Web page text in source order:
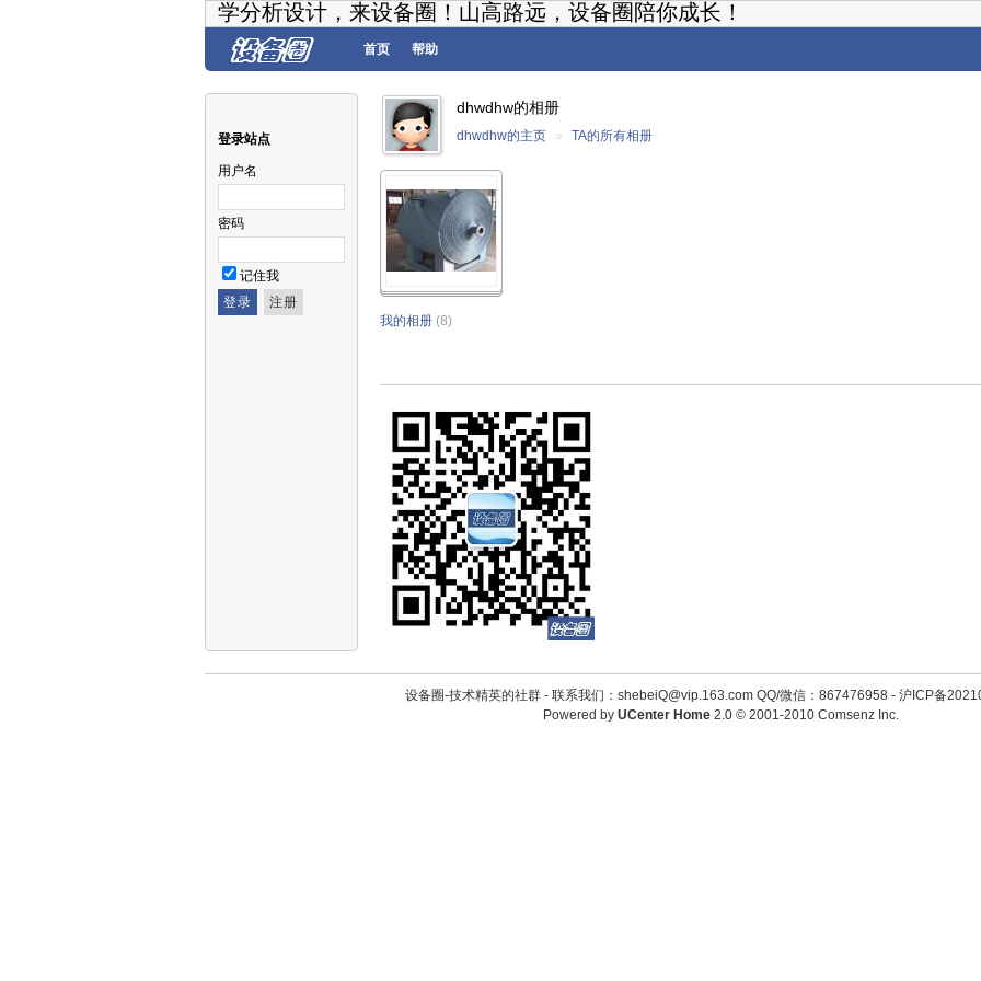
学分析设计，来设备圈！山高路远，设备圈陪你成长！
首页 帮助
登录站点
用户名
密码
记住我
dhwdhw的相册
dhwdhw的主页 » TA的所有相册
我的相册 (8)
设备圈-技术精英的社群 - 联系我们：shebeiQ@vip.163.com QQ/微信：867476958- 沪ICP备
Powered by UCenter Home 2.0© 2001-2010 Comsenz Inc.